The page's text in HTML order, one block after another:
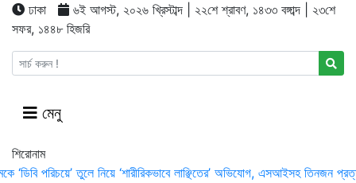
ঢাকা
৬ই আগস্ট, ২০২৬ খ্রিস্টাব্দ | ২২শে শ্রাবণ, ১৪৩৩ বঙ্গাব্দ | ২৩শে
সফর, ১৪৪৮ হিজরি
মেনু
শিরোনাম
‘ডিবি পরিচয়ে’ তুলে নিয়ে ‘শারীরিকভাবে লাঞ্ছিতের’ অভিযোগ, এসআইসহ তিনজন